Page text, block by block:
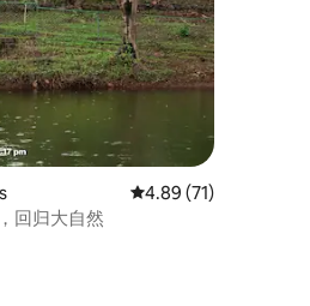
共 22 条评价
平均评分 4.89 分（满
4.89 (71)
回归大自然